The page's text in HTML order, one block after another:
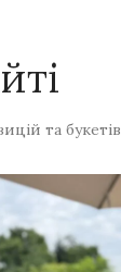
та букетів